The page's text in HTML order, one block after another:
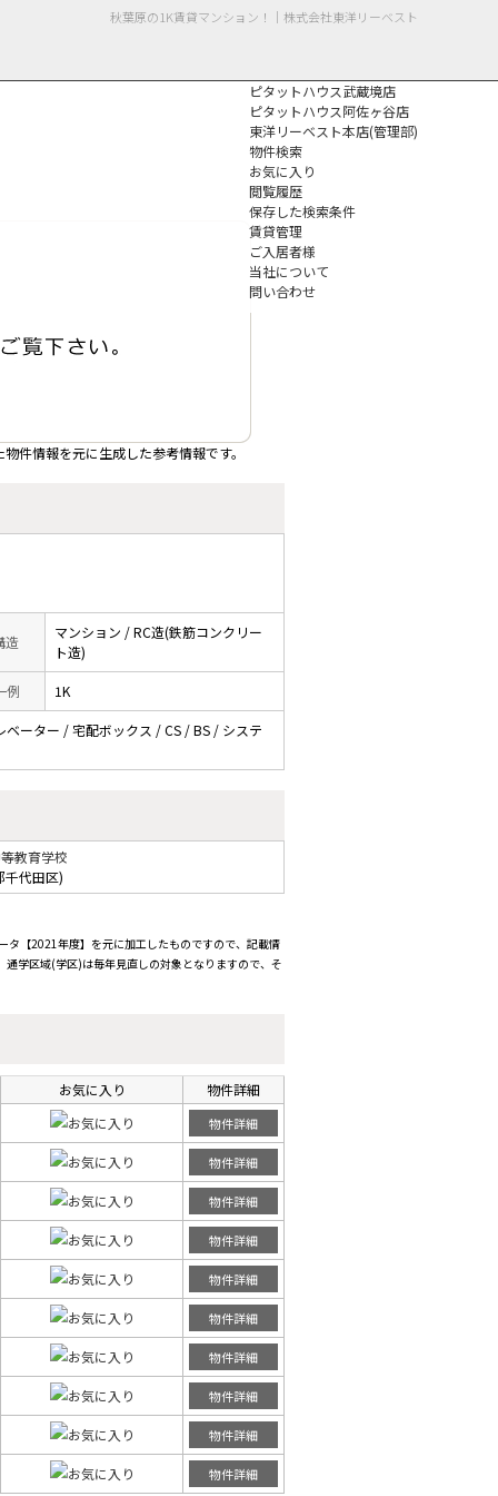
秋葉原の1K賃貸マンション！｜株式会社東洋リーベスト
ピタットハウス武蔵境店
ピタットハウス阿佐ヶ谷店
東洋リーベスト本店(管理部)
物件検索
お気に入り
閲覧履歴
保存した検索条件
賃貸管理
ご入居者様
当社について
問い合わせ
件情報を元に生成した参考情報です。
造
マンション / RC造(鉄筋コンクリー
ト造)
例 1K
ーター / 宅配ボックス / CS / BS / システ
教育学校
千代田区)
タ【2021年度】を元に加工したものですので、記載情
学区域(学区)は毎年見直しの対象となりますので、そ
お気に入り 物件詳細
物件詳細
物件詳細
物件詳細
物件詳細
物件詳細
物件詳細
物件詳細
物件詳細
物件詳細
物件詳細